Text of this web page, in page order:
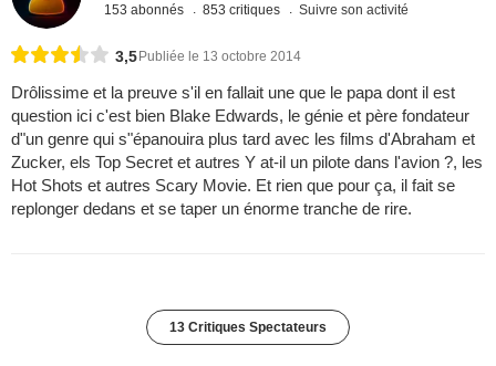
153 abonnés 853 critiques Suivre son activité
3,5 Publiée le 13 octobre 2014
Drôlissime et la preuve s'il en fallait une que le papa dont il est
question ici c'est bien Blake Edwards, le génie et père fondateur
d"un genre qui s"épanouira plus tard avec les films d'Abraham et
Zucker, els Top Secret et autres Y at-il un pilote dans l'avion ?, les
Hot Shots et autres Scary Movie. Et rien que pour ça, il fait se
replonger dedans et se taper un énorme tranche de rire.
13 Critiques Spectateurs